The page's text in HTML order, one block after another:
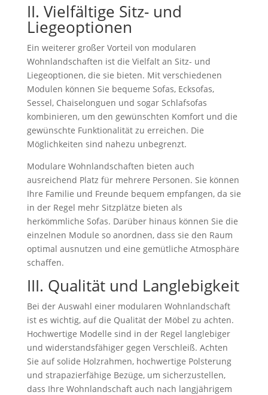
II. Vielfältige Sitz- und
Liegeoptionen
Ein weiterer großer Vorteil von modularen
Wohnlandschaften ist die Vielfalt an Sitz- und
Liegeoptionen, die sie bieten. Mit verschiedenen
Modulen können Sie bequeme Sofas, Ecksofas,
Sessel, Chaiselonguen und sogar Schlafsofas
kombinieren, um den gewünschten Komfort und die
gewünschte Funktionalität zu erreichen. Die
Möglichkeiten sind nahezu unbegrenzt.
Modulare Wohnlandschaften bieten auch
ausreichend Platz für mehrere Personen. Sie können
Ihre Familie und Freunde bequem empfangen, da sie
in der Regel mehr Sitzplätze bieten als
herkömmliche Sofas. Darüber hinaus können Sie die
einzelnen Module so anordnen, dass sie den Raum
optimal ausnutzen und eine gemütliche Atmosphäre
schaffen.
III. Qualität und Langlebigkeit
Bei der Auswahl einer modularen Wohnlandschaft
ist es wichtig, auf die Qualität der Möbel zu achten.
Hochwertige Modelle sind in der Regel langlebiger
und widerstandsfähiger gegen Verschleiß. Achten
Sie auf solide Holzrahmen, hochwertige Polsterung
und strapazierfähige Bezüge, um sicherzustellen,
dass Ihre Wohnlandschaft auch nach langjährigem